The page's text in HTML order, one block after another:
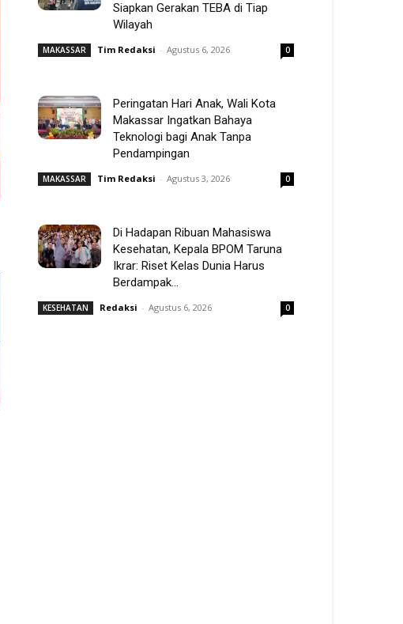
Siapkan Gerakan TEBA di Tiap
Wilayah
MAKASSAR Tim Redaksi - Agustus 6, 2026 0
Peringatan Hari Anak, Wali Kota
Makassar Ingatkan Bahaya
Teknologi bagi Anak Tanpa
Pendampingan
MAKASSAR Tim Redaksi - Agustus 3, 2026 0
Di Hadapan Ribuan Mahasiswa
Kesehatan, Kepala BPOM Taruna
Ikrar: Riset Kelas Dunia Harus
Berdampak...
KESEHATAN Redaksi - Agustus 6, 2026 0